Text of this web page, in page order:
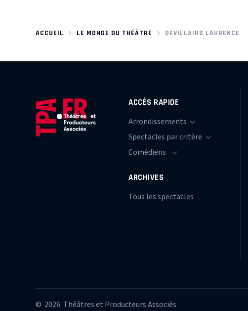
ACCUEIL LE MONDE DU THÉÂTRE DEVILLAIRS LAURENCE
ACCÈS RAPIDE
ARCHIVES
Tous les spectacles
© 2026 Théâtres et Producteurs Associés